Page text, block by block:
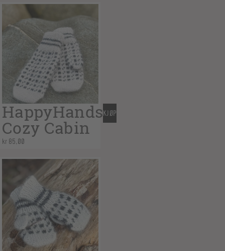
HappyHands
Cozy Cabin
kr 85,00
KJØP